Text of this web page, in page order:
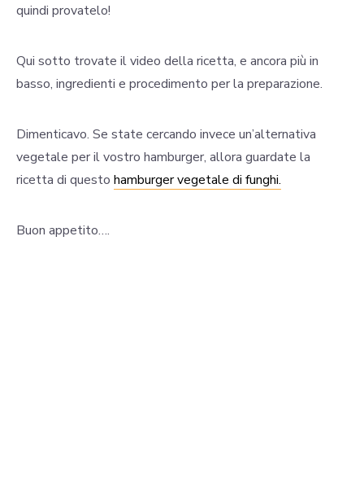
quindi provatelo!
Qui sotto trovate il video della ricetta, e ancora più in
basso, ingredienti e procedimento per la preparazione.
Dimenticavo. Se state cercando invece un’alternativa
vegetale per il vostro hamburger, allora guardate la
ricetta di questo hamburger vegetale di funghi.
Buon appetito….